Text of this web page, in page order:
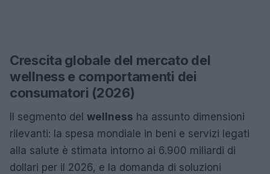
Crescita globale del mercato del
wellness e comportamenti dei
consumatori (2026)
Il segmento del wellness ha assunto dimensioni
rilevanti: la spesa mondiale in beni e servizi legati
alla salute è stimata intorno ai 6.900 miliardi di
dollari per il 2026, e la domanda di soluzioni